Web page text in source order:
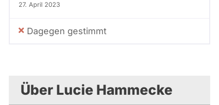
27. April 2023
Dagegen gestimmt
Über Lucie Hammecke